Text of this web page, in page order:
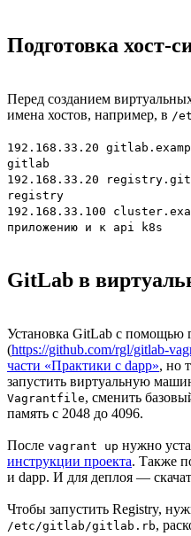
Подготовка хост-
Перед созданием
имена хостов, например, в /
192.168.33.20
gitlab
192.168.33.20
registry
192.168.33.100
приложению и к api k8s
GitLab в
Установка GitLab с помощью
(https://github.com/rgl/gitlab-
части «Практики с dapp», но
запустить виртуальную
Vagrantfile, сменить
память с 2048 до 4096.
После vagrant up нужно
инструкции проекта. Также
и dapp. И для деплоя —
Чтобы запустить Registry,
/etc/gitlab/gitlab.rb,